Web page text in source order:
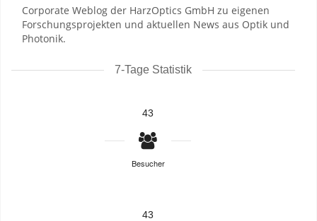
Corporate Weblog der HarzOptics GmbH zu eigenen
Forschungsprojekten und aktuellen News aus Optik und
Photonik.
7-Tage Statistik
43
Besucher
43